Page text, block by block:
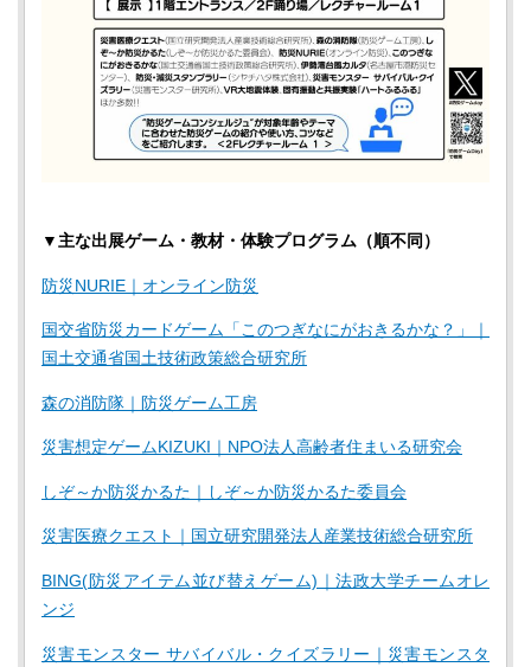
▼主な出展ゲーム・教材・体験プログラム（順不同）
防災NURIE｜オンライン防災
国交省防災カードゲーム「このつぎなにがおきるかな？」｜
国土交通省国土技術政策総合研究所
森の消防隊｜防災ゲーム工房
災害想定ゲームKIZUKI｜NPO法人高齢者住まいる研究会
しぞ～か防災かるた｜しぞ～か防災かるた委員会
災害医療クエスト｜国立研究開発法人産業技術総合研究所
BING(防災アイテム並び替えゲーム)｜法政大学チームオレ
ンジ
災害モンスター サバイバル・クイズラリー｜災害モンスタ